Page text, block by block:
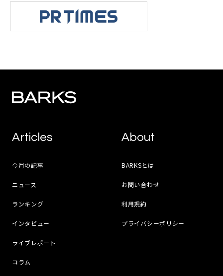
Articles
今月の記事
ニュース
ランキング
インタビュー
ライブレポート
コラム
About
BARKSとは
お問い合わせ
利用規約
プライバシーポリシー